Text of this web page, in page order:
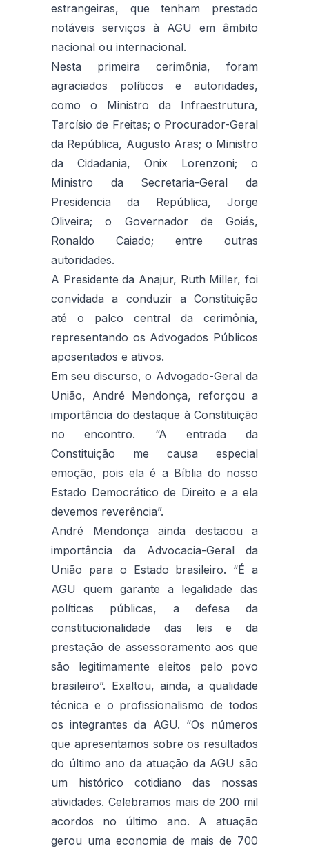
estrangeiras, que tenham prestado
notáveis serviços à AGU em âmbito
nacional ou internacional.
Nesta primeira cerimônia, foram
agraciados políticos e autoridades,
como o Ministro da Infraestrutura,
Tarcísio de Freitas; o Procurador-Geral
da República, Augusto Aras; o Ministro
da Cidadania, Onix Lorenzoni; o
Ministro da Secretaria-Geral da
Presidencia da República, Jorge
Oliveira; o Governador de Goiás,
Ronaldo Caiado; entre outras
autoridades.
A Presidente da Anajur, Ruth Miller, foi
convidada a conduzir a Constituição
até o palco central da cerimônia,
representando os Advogados Públicos
aposentados e ativos.
Em seu discurso, o Advogado-Geral da
União, André Mendonça, reforçou a
importância do destaque à Constituição
no encontro. “A entrada da
Constituição me causa especial
emoção, pois ela é a Bíblia do nosso
Estado Democrático de Direito e a ela
devemos reverência”.
André Mendonça ainda destacou a
importância da Advocacia-Geral da
União para o Estado brasileiro. “É a
AGU quem garante a legalidade das
políticas públicas, a defesa da
constitucionalidade das leis e da
prestação de assessoramento aos que
são legitimamente eleitos pelo povo
brasileiro”. Exaltou, ainda, a qualidade
técnica e o profissionalismo de todos
os integrantes da AGU. “Os números
que apresentamos sobre os resultados
do último ano da atuação da AGU são
um histórico cotidiano das nossas
atividades. Celebramos mais de 200 mil
acordos no último ano. A atuação
gerou uma economia de mais de 700